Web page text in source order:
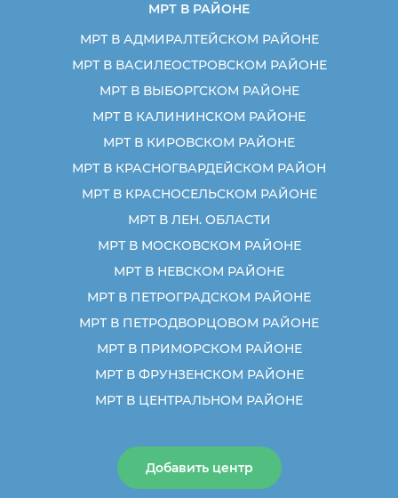
МРТ В РАЙОНЕ
МРТ В АДМИРАЛТЕЙСКОМ РАЙОНЕ
МРТ В ВАСИЛЕОСТРОВСКОМ РАЙОНЕ
МРТ В ВЫБОРГСКОМ РАЙОНЕ
МРТ В КАЛИНИНСКОМ РАЙОНЕ
МРТ В КИРОВСКОМ РАЙОНЕ
МРТ В КРАСНОГВАРДЕЙСКОМ РАЙОН
МРТ В КРАСНОСЕЛЬСКОМ РАЙОНЕ
МРТ В ЛЕН. ОБЛАСТИ
МРТ В МОСКОВСКОМ РАЙОНЕ
МРТ В НЕВСКОМ РАЙОНЕ
МРТ В ПЕТРОГРАДСКОМ РАЙОНЕ
МРТ В ПЕТРОДВОРЦОВОМ РАЙОНЕ
МРТ В ПРИМОРСКОМ РАЙОНЕ
МРТ В ФРУНЗЕНСКОМ РАЙОНЕ
МРТ В ЦЕНТРАЛЬНОМ РАЙОНЕ
Добавить центр